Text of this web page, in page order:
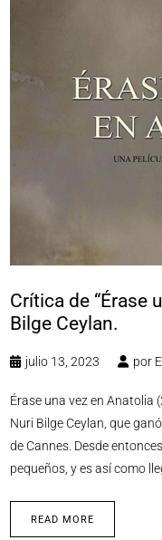
Crítica de “Érase
Bilge Ceylan.
julio 13, 2023 por
Érase una vez en Anatolia
Nuri Bilge Ceylan, que
de Cannes. Desde
pequeños, y es así como
READ MORE